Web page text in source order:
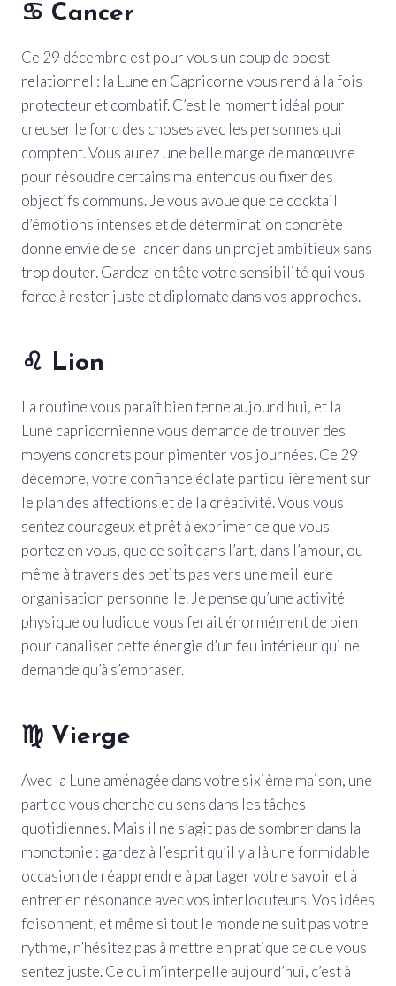
♋ Cancer
Ce 29 décembre est pour vous un coup de boost
relationnel : la Lune en Capricorne vous rend à la fois
protecteur et combatif. C’est le moment idéal pour
creuser le fond des choses avec les personnes qui
comptent. Vous aurez une belle marge de manœuvre
pour résoudre certains malentendus ou fixer des
objectifs communs. Je vous avoue que ce cocktail
d’émotions intenses et de détermination concrète
donne envie de se lancer dans un projet ambitieux sans
trop douter. Gardez-en tête votre sensibilité qui vous
force à rester juste et diplomate dans vos approches.
♌ Lion
La routine vous paraît bien terne aujourd’hui, et la
Lune capricornienne vous demande de trouver des
moyens concrets pour pimenter vos journées. Ce 29
décembre, votre confiance éclate particulièrement sur
le plan des affections et de la créativité. Vous vous
sentez courageux et prêt à exprimer ce que vous
portez en vous, que ce soit dans l’art, dans l’amour, ou
même à travers des petits pas vers une meilleure
organisation personnelle. Je pense qu’une activité
physique ou ludique vous ferait énormément de bien
pour canaliser cette énergie d’un feu intérieur qui ne
demande qu’à s’embraser.
♍ Vierge
Avec la Lune aménagée dans votre sixième maison, une
part de vous cherche du sens dans les tâches
quotidiennes. Mais il ne s’agit pas de sombrer dans la
monotonie : gardez à l’esprit qu’il y a là une formidable
occasion de réapprendre à partager votre savoir et à
entrer en résonance avec vos interlocuteurs. Vos idées
foisonnent, et même si tout le monde ne suit pas votre
rythme, n’hésitez pas à mettre en pratique ce que vous
sentez juste. Ce qui m’interpelle aujourd’hui, c’est à